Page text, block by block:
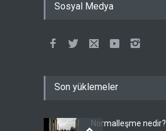
Sosyal Medya
Son yüklemeler
Normalleşme nedir?